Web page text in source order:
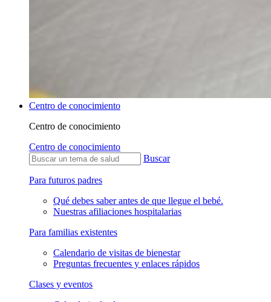
Centro de conocimiento
Centro de conocimiento
Centro de conocimiento
Buscar
Para futuros padres
Qué debes saber antes de que llegue el bebé.
Nuestras afiliaciones hospitalarias
Para familias existentes
Calendario de visitas de bienestar
Preguntas frecuentes y enlaces rápidos
Clases y eventos